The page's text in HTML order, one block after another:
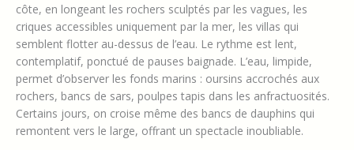
côte, en longeant les rochers sculptés par les vagues, les
criques accessibles uniquement par la mer, les villas qui
semblent flotter au-dessus de l’eau. Le rythme est lent,
contemplatif, ponctué de pauses baignade. L’eau, limpide,
permet d’observer les fonds marins : oursins accrochés aux
rochers, bancs de sars, poulpes tapis dans les anfractuosités.
Certains jours, on croise même des bancs de dauphins qui
remontent vers le large, offrant un spectacle inoubliable.